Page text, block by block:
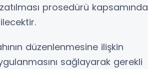
prosedürü kapsamında
düzenlenmesine ilişkin
sağlayarak gerekli